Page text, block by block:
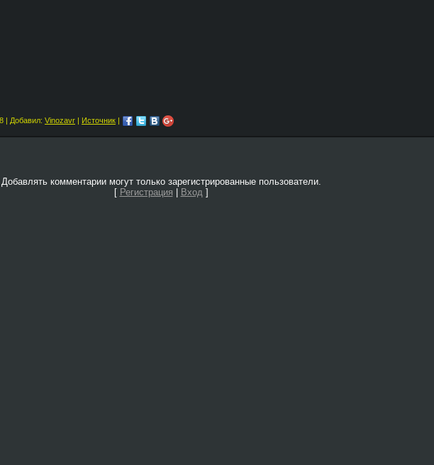
| Добавил: Vinozavr | Источник |
Добавлять комментарии могут только зарегистрированные пользователи.
[ Регистрация | Вход ]